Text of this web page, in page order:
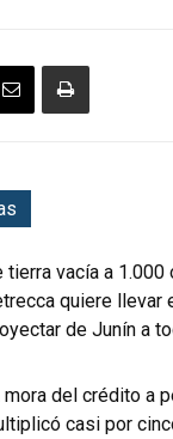
tierra vacía a 1.000
quiere llevar
de Junín a
mora del crédito a
casi por